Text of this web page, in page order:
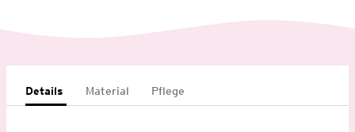
Details Material Pflege